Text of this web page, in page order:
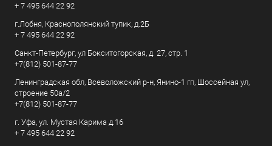
+ 7 495 644 22 92
г.Лобня, Краснополянский тупик, д.2Б
+ 7 495 644 22 92
Санкт-Петербург, ул Бокситогорская, д. 27, стр. 1
+7(812) 501-87-77
Ленинградская обл, Всеволожский р-н, Янино-1 гп, Шоссейная ул,
строение 50а/2
+7(812) 501-87-77
г. Уфа, ул. Мустая Карима д.16
+ 7 495 644 22 92